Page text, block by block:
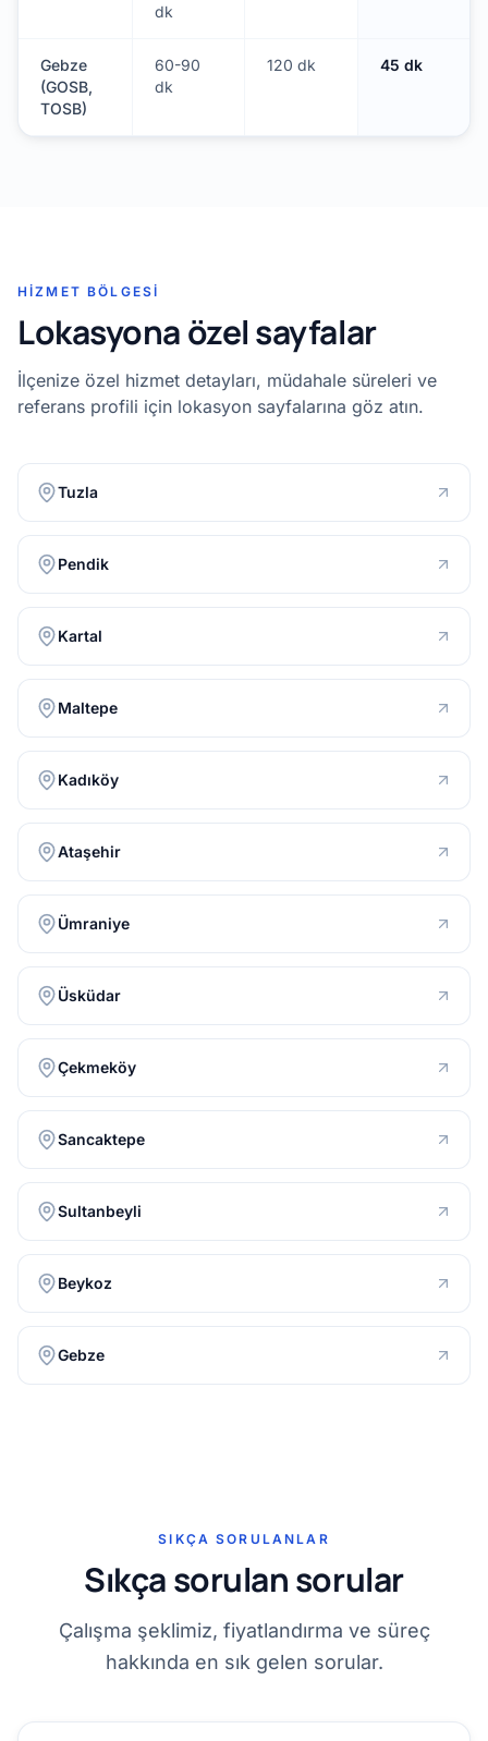
dk
Gebze
(GOSB,
TOSB)
60-90
dk
120 dk 45 dk
HIZMET BÖLGESI
Lokasyona özel sayfalar
İlçenize özel hizmet detayları, müdahale süreleri ve
referans profili için lokasyon sayfalarına göz atın.
Tuzla
Pendik
Kartal
Maltepe
Kadıköy
Ataşehir
Ümraniye
Üsküdar
Çekmeköy
Sancaktepe
Sultanbeyli
Beykoz
Gebze
SIKÇA SORULANLAR
Sıkça sorulan sorular
Çalışma şeklimiz, fiyatlandırma ve süreç
hakkında en sık gelen sorular.